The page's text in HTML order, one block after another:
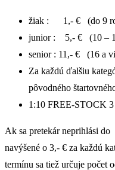
žiak : 1,- € (do 9
junior : 5,- € (10 –
senior : 11,- € (16 a
Za každú ďalšiu
pôvodného
1:10 FREE-STOCK
Ak sa pretekár neprihlási do
navýšené o 3,- € za každú
termínu sa tiež určuje počet